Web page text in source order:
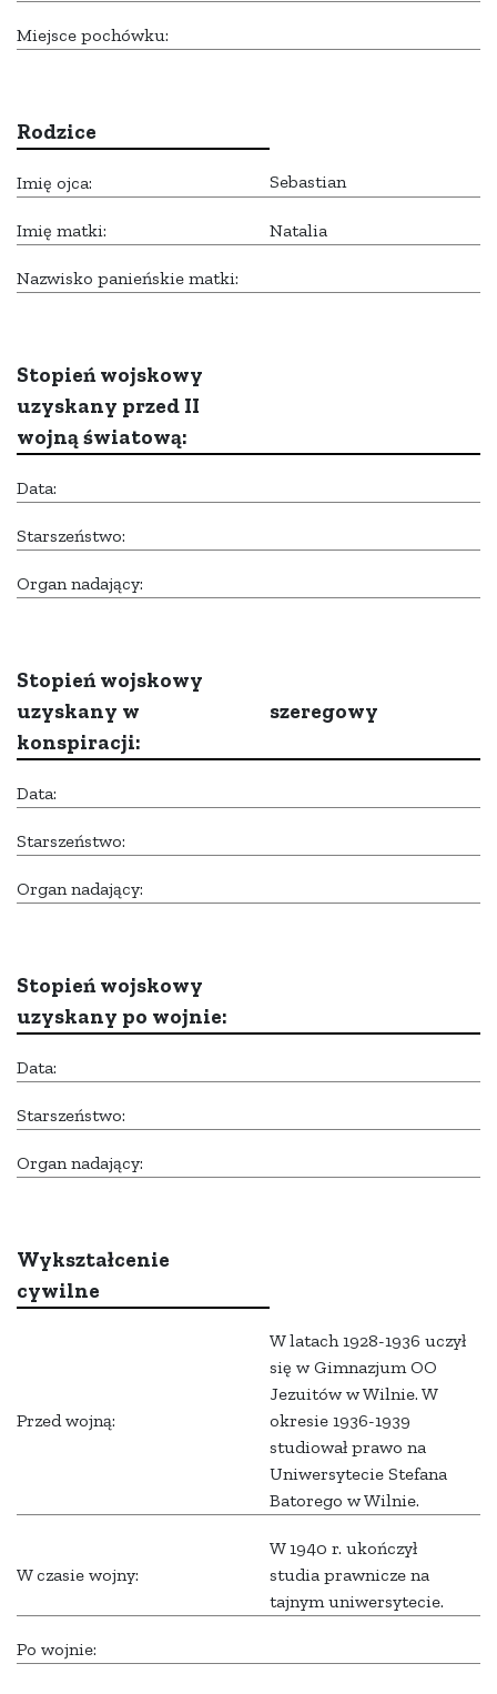
Miejsce pochówku:
Rodzice
Imię ojca: Sebastian
Imię matki: Natalia
Nazwisko panieńskie matki:
Stopień wojskowy
uzyskany przed II
wojną światową:
Data:
Starszeństwo:
Organ nadający:
Stopień wojskowy
uzyskany w
konspiracji:
szeregowy
Data:
Starszeństwo:
Organ nadający:
Stopień wojskowy
uzyskany po wojnie:
Data:
Starszeństwo:
Organ nadający:
Wykształcenie
cywilne
Przed wojną:
W latach 1928-1936 uczył
się w Gimnazjum OO
Jezuitów w Wilnie. W
okresie 1936-1939
studiował prawo na
Uniwersytecie Stefana
Batorego w Wilnie.
W czasie wojny:
W 1940 r. ukończył
studia prawnicze na
tajnym uniwersytecie.
Po wojnie: